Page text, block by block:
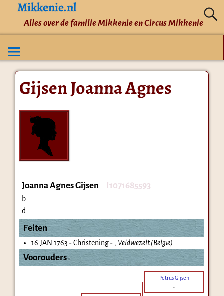
Mikkenie.nl
Alles over de familie Mikkenie en Circus Mikkenie
Gijsen Joanna Agnes
Joanna Agnes Gijsen I1071685593
b:
d:
Feiten
16 JAN 1763 - Christening - ; Veldwezelt (België)
Voorouders
Petrus Gijsen
-